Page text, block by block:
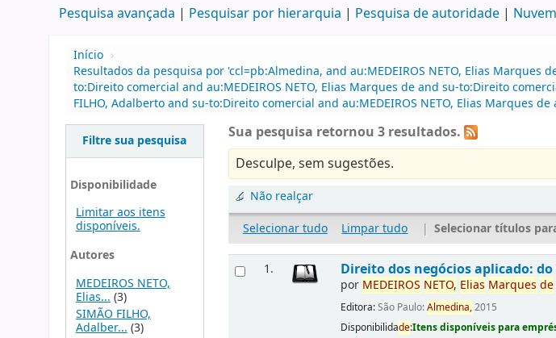
Pesquisa avançada Pesquisar por hierarquia Pesquisa de autoridade
Início ›
Resultados da pesquisa por 'ccl=pb:Almedina, and au:MEDEIROS NETO, Elias
to:Direito comercial and au:MEDEIROS NETO, Elias Marques de and su-to:Direito
FILHO, Adalberto and su-to:Direito comercial and au:MEDEIROS NETO, Elias Marques
Filtre sua pesquisa
Disponibilidade
Limitar aos itens
disponíveis.
Autores
MEDEIROS NETO,
Elias... (3)
SIMÃO FILHO,
Adalber...(3)
Sua pesquisa retornou 3 resultados.
Desculpe, sem sugestões.
Não realçar
Selecionar tudo
Limpar tudo | Selecionar títulos
1. Direito dos negócios aplicado:
por MEDEIROS NETO, Elias Marques de
Editora:São Paulo:Almedina,2015
Disponibilidade:Itens disponíveis para